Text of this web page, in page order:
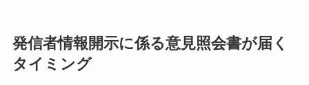
発信者情報開示に係る意見照会書が届く
タイミング